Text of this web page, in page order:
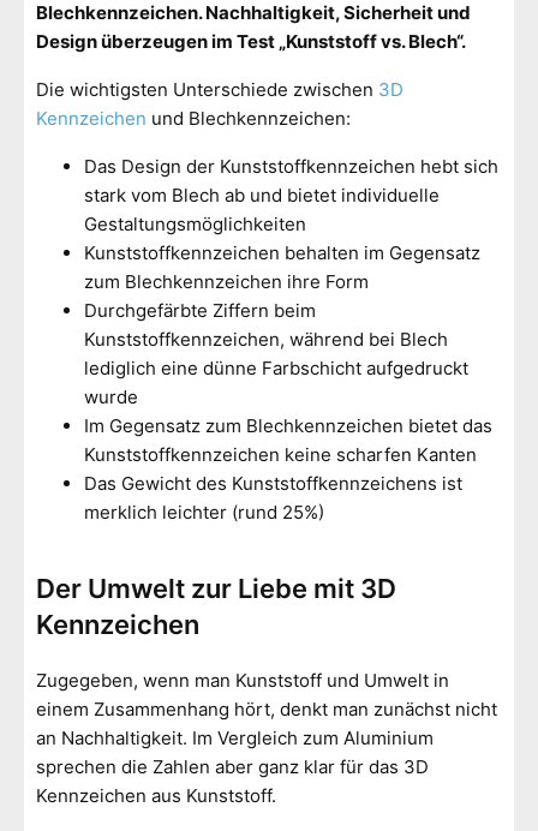
Blechkennzeichen. Nachhaltigkeit, Sicherheit und
Design überzeugen im Test „Kunststoff vs. Blech“.
Die wichtigsten Unterschiede zwischen 3D
Kennzeichen und Blechkennzeichen:
Das Design der Kunststoffkennzeichen hebt sich
stark vom Blech ab und bietet individuelle
Gestaltungsmöglichkeiten
Kunststoffkennzeichen behalten im Gegensatz
zum Blechkennzeichen ihre Form
Durchgefärbte Ziffern beim
Kunststoffkennzeichen, während bei Blech
lediglich eine dünne Farbschicht aufgedruckt
wurde
Im Gegensatz zum Blechkennzeichen bietet das
Kunststoffkennzeichen keine scharfen Kanten
Das Gewicht des Kunststoffkennzeichens ist
merklich leichter (rund 25%)
Der Umwelt zur Liebe mit 3D
Kennzeichen
Zugegeben, wenn man Kunststoff und Umwelt in
einem Zusammenhang hört, denkt man zunächst nicht
an Nachhaltigkeit. Im Vergleich zum Aluminium
sprechen die Zahlen aber ganz klar für das 3D
Kennzeichen aus Kunststoff.